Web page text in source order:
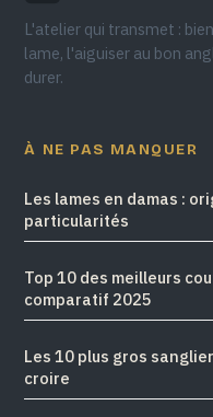
L'atelier qui transmet :
lame, l'aiguiser au bon
durer.
À NE PAS MANQUER
Les lames en damas :
particularités
Top 10 des meilleurs
comparatif 2025
Les 10 plus gros
croire